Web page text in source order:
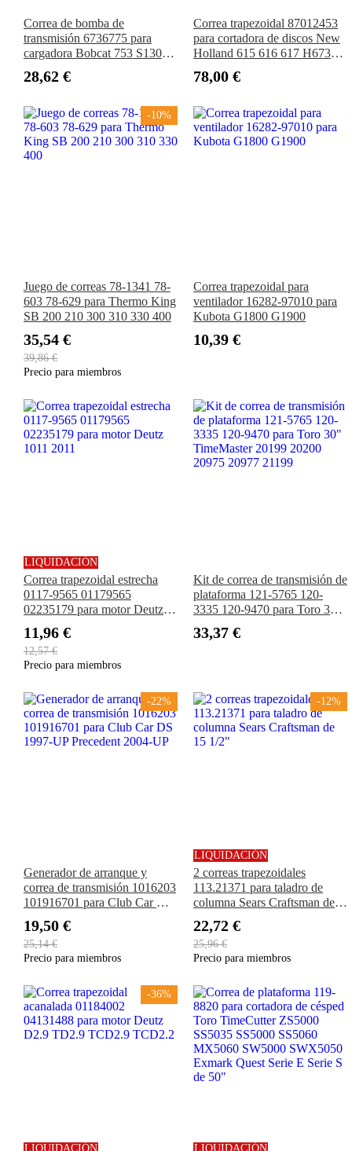
Correa de bomba de
transmisión 6736775 para
cargadora Bobcat 753 S130
T140 T180 T190 Toolcat
28,62 €
Correa trapezoidal 87012453
para cortadora de discos New
Holland 615 616 617 H6730
MD82 MD92 MDX71
78,00 €
-10%
Juego de correas 78-1341 78-
603 78-629 para Thermo King
SB 200 210 300 310 330 400
35,54 €
39,86 €
Precio para miembros
Correa trapezoidal para
ventilador 16282-97010 para
Kubota G1800 G1900
10,39 €
LIQUIDACIÓN
Correa trapezoidal estrecha
0117-9565 01179565
02235179 para motor Deutz
11,96 €
12,57 €
Precio para miembros
Kit de correa de transmisión de
plataforma 121-5765 120-
3335 120-9470 para Toro 30"
20975 20977 21199
33,37 €
-22%
Generador de arranque y
correa de transmisión 1016203
101916701 para Club Car DS
19,50 €
25,14 €
Precio para miembros
-12%
LIQUIDACIÓN
2 correas trapezoidales
113.21371 para taladro de
columna Sears Craftsman de
22,72 €
25,96 €
Precio para miembros
-36%
LIQUIDACIÓN LIQUIDACIÓN